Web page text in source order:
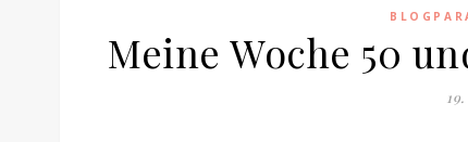
Meine Woche 50